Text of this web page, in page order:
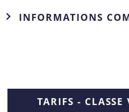
INFORMATIONS
TARIFS - CLASSE